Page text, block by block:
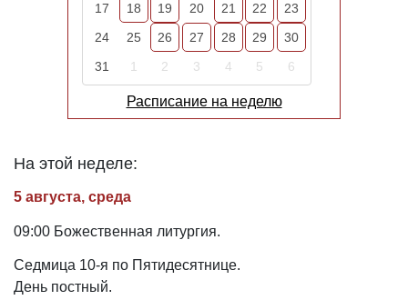
17
18 19 20 21 22
23
24
25 26 27 28 29
30
31
1 2 3 4 5 6
Расписание на неделю
На этой неделе:
5 августа, среда
09:00 Божественная литургия.
Седмица 10-я по Пятидесятнице.
День постный.